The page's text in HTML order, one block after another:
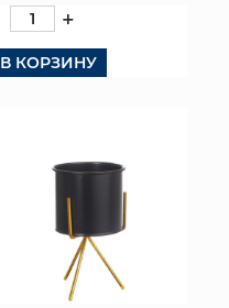
+
В КОРЗИНУ